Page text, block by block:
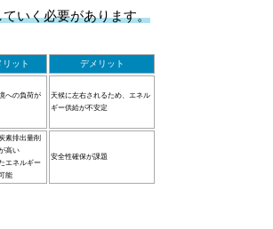
いく必要があります。
リット デメリット
への負荷が
天候に左右されるため、エネル
ギー供給が不安定
素排出量削
高い
エネルギー
能
安全性確保が課題